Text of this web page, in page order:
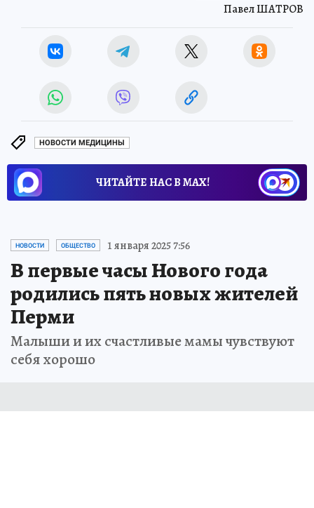
Павел ШАТРОВ
НОВОСТИ МЕДИЦИНЫ
ЧИТАЙТЕ НАС В МАХ!
НОВОСТИ ОБЩЕСТВО 1 января 2025 7:56
В первые часы Нового года
родились пять новых жителей
Перми
Малыши и их счастливые мамы чувствуют
себя хорошо